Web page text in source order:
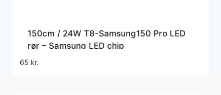
150cm / 24W T8-Samsung150 Pro LED
rør – Samsung LED chip
65 kr.